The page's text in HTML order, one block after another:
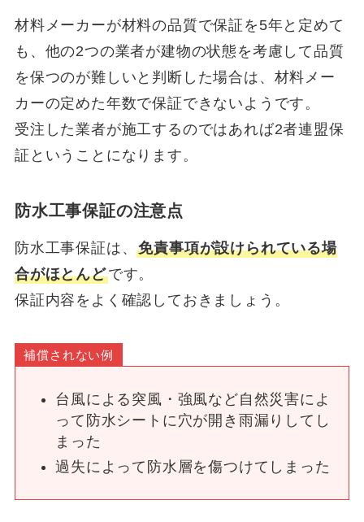
材料メーカーが材料の品質で保証を5年と定めて
も、他の2つの業者が建物の状態を考慮して品質
を保つのが難しいと判断した場合は、材料メー
カーの定めた年数で保証できないようです。
受注した業者が施工するのではあれば2者連盟保
証ということになります。
防水工事保証の注意点
防水工事保証は、免責事項が設けられている場
合がほとんどです。
保証内容をよく確認しておきましょう。
補償されない例
台風による突風・強風など自然災害によ
って防水シートに穴が開き雨漏りしてし
まった
過失によって防水層を傷つけてしまった